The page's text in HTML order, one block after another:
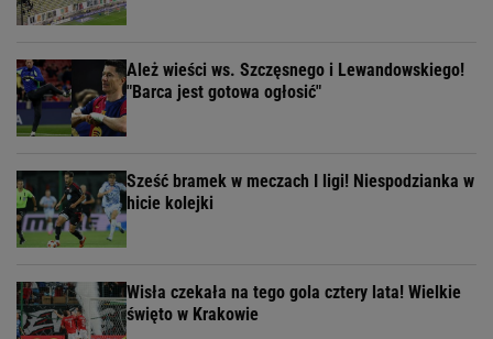
Ależ wieści ws. Szczęsnego i Lewandowskiego!
"Barca jest gotowa ogłosić"
Sześć bramek w meczach I ligi! Niespodzianka w
hicie kolejki
Wisła czekała na tego gola cztery lata! Wielkie
święto w Krakowie